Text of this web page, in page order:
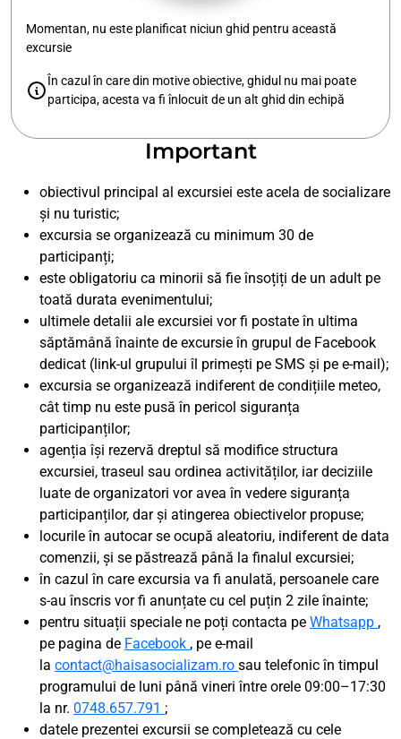
Momentan, nu este planificat niciun ghid pentru această
excursie
În cazul în care din motive obiective, ghidul nu mai poate
participa, acesta va fi înlocuit de un alt ghid din echipă
Important
obiectivul principal al excursiei este acela de socializare
și nu turistic;
excursia se organizează cu minimum 30 de
participanți;
este obligatoriu ca minorii să fie însoțiți de un adult pe
toată durata evenimentului;
ultimele detalii ale excursiei vor fi postate în ultima
săptămână înainte de excursie în grupul de Facebook
dedicat (link-ul grupului îl primești pe SMS și pe e-mail);
excursia se organizează indiferent de condițiile meteo,
cât timp nu este pusă în pericol siguranța
participanților;
agenția își rezervă dreptul să modifice structura
excursiei, traseul sau ordinea activităților, iar deciziile
luate de organizatori vor avea în vedere siguranța
participanților, dar și atingerea obiectivelor propuse;
locurile în autocar se ocupă aleatoriu, indiferent de data
comenzii, și se păstrează până la finalul excursiei;
în cazul în care excursia va fi anulată, persoanele care
s-au înscris vor fi anunțate cu cel puțin 2 zile înainte;
pentru situații speciale ne poți contacta pe Whatsapp ,
pe pagina de Facebook , pe e-mail
la contact@haisasocializam.ro sau telefonic în timpul
programului de luni până vineri între orele 09:00–17:30
la nr. 0748.657.791 ;
datele prezentei excursii se completează cu cele